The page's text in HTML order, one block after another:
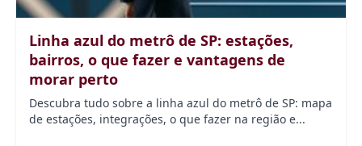
Linha azul do metrô de SP: estações,
bairros, o que fazer e vantagens de
morar perto
Descubra tudo sobre a linha azul do metrô de SP: mapa
de estações, integrações, o que fazer na região e...